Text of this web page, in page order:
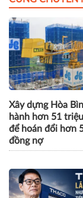
Xây dựng Hòa
hành hơn 51
để hoán đổi hơn
đồng nợ